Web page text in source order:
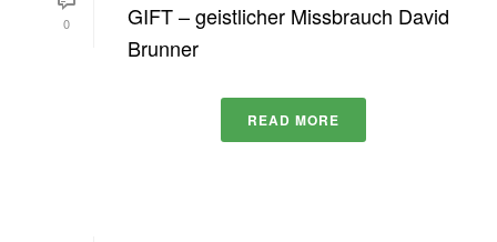
0
GIFT – geistlicher Missbrauch David
Brunner
READ MORE